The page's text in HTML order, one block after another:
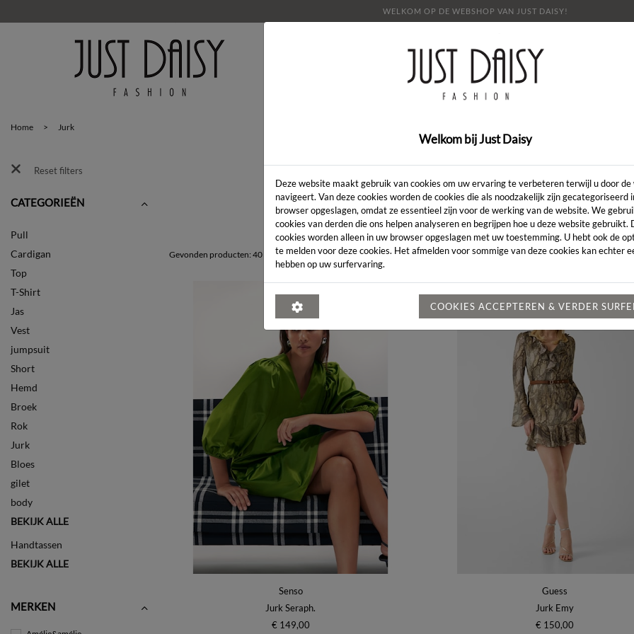
WELKOM OP DE WEBSHOP VAN JUST DAISY!
SALE OVER ONS LOOKBOOK
CONTACT
Home > Jurk
Reset filters
CATEGORIEËN
Pull
Cardigan
Top
T-Shirt
Jas
Vest
jumpsuit
Short
Hemd
Broek
Rok
Jurk
Bloes
gilet
body
BEKIJK ALLE
Handtassen
BEKIJK ALLE
MERKEN
JURK
Jurk
Gevonden producten: 40
Senso
Jurk Seraph.
€ 149,00
Guess
Jurk Emy
€ 150,00
Welkom bij Just Daisy
Deze website maakt gebruik van cookies om uw ervaring te verbeteren terwijl u door de
navigeert. Van deze cookies worden de cookies die als noodzakelijk zijn gecategoriseerd
browser opgeslagen, omdat ze essentieel zijn voor de werking van de website. We
cookies van derden die ons helpen analyseren en begrijpen hoe u deze website gebruikt.
cookies worden alleen in uw browser opgeslagen met uw toestemming. U hebt ook de
te melden voor deze cookies. Het afmelden voor sommige van deze cookies kan echter
hebben op uw surfervaring.
COOKIES ACCEPTEREN & VERDER